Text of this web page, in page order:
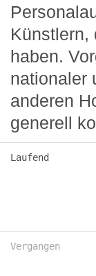
Künstlern,
haben.
nationaler
anderen
generell
Laufend
Vergangen